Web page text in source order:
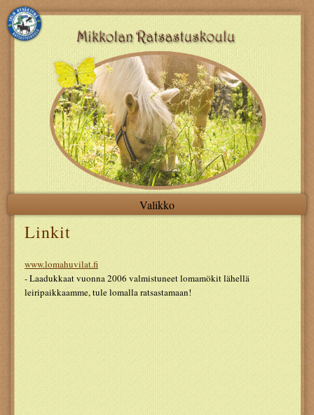
Valikko
Linkit
www.lomahuvilat.fi
- Laadukkaat vuonna 2006 valmistuneet lomamökit lähellä
leiripaikkaamme, tule lomalla ratsastamaan!